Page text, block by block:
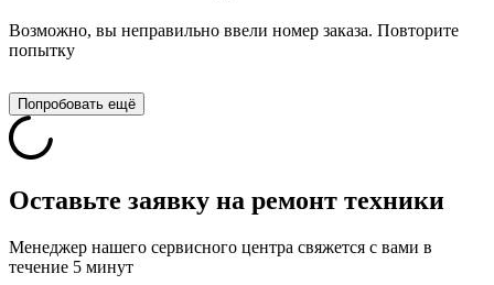
Возможно, вы неправильно ввели номер заказа. Повторите
попытку
Попробовать ещё
Оставьте заявку на ремонт техники
Менеджер нашего сервисного центра свяжется с вами в
течение 5 минут